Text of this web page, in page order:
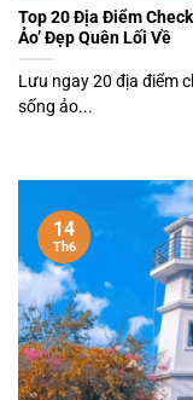
Top 20 Địa Điểm
Ảo’ Đẹp Quên Lối Về
Lưu ngay 20 địa điểm
sống ảo...
14
Th6